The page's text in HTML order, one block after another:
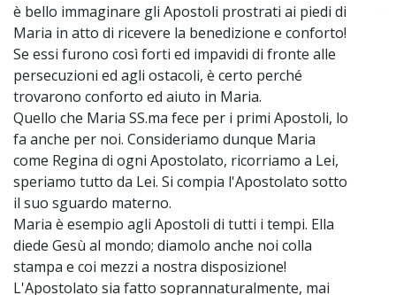
è bello immaginare gli Apostoli prostrati ai piedi di
Maria in atto di ricevere la benedizione e conforto!
Se essi furono così forti ed impavidi di fronte alle
persecuzioni ed agli ostacoli, è certo perché
trovarono conforto ed aiuto in Maria.
Quello che Maria SS.ma fece per i primi Apostoli, lo
fa anche per noi. Consideriamo dunque Maria
come Regina di ogni Apostolato, ricorriamo a Lei,
speriamo tutto da Lei. Si compia l'Apostolato sotto
il suo sguardo materno.
Maria è esempio agli Apostoli di tutti i tempi. Ella
diede Gesù al mondo; diamolo anche noi colla
stampa e coi mezzi a nostra disposizione!
L'Apostolato sia fatto soprannaturalmente, mai